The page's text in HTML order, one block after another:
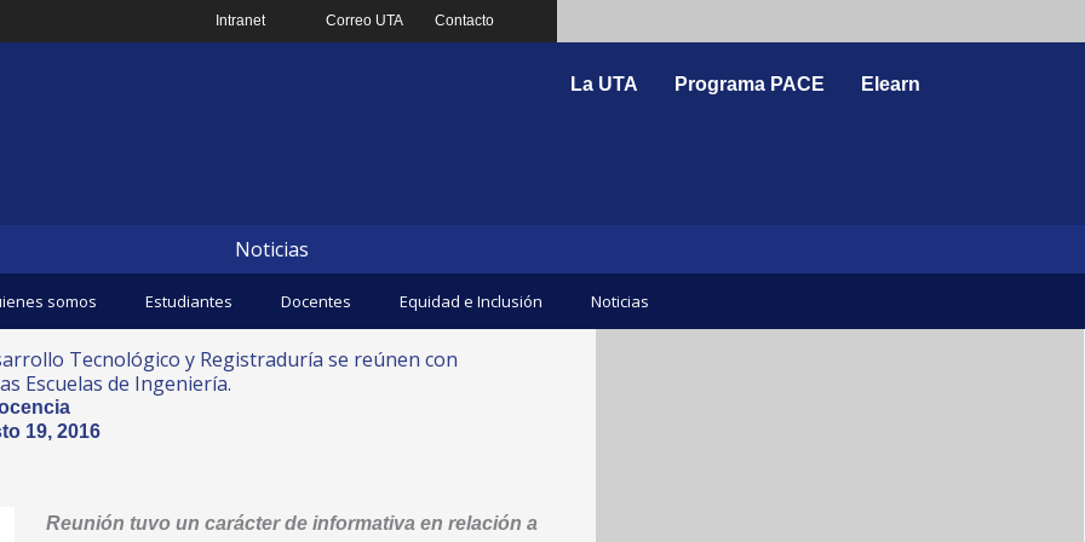
Intranet Correo UTA Contacto
La UTA Programa PACE Elearn
Noticias
somos Estudiantes Docentes Equidad e Inclusión Noticias
Tecnológico y Registraduría se reúnen con
Escuelas de Ingeniería.
19, 2016
Reunión tuvo un carácter de informativa en relación a